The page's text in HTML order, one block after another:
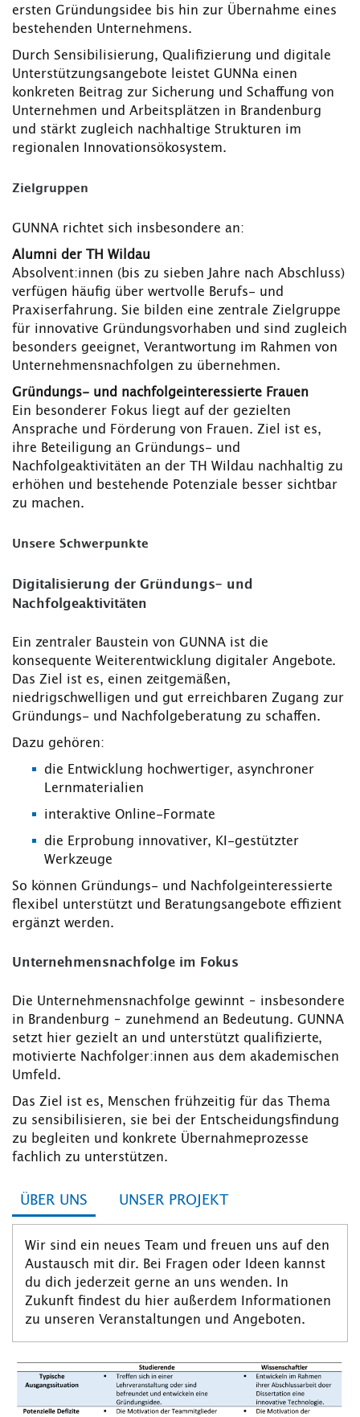
ersten Gründungsidee bis hin zur Übernahme eines
bestehenden Unternehmens.
Durch Sensibilisierung, Qualifizierung und digitale
Unterstützungsangebote leistet GUNNa einen
konkreten Beitrag zur Sicherung und Schaffung von
Unternehmen und Arbeitsplätzen in Brandenburg
und stärkt zugleich nachhaltige Strukturen im
regionalen Innovationsökosystem.
Zielgruppen
GUNNA richtet sich insbesondere an:
Alumni der TH Wildau
Absolvent:innen (bis zu sieben Jahre nach Abschluss)
verfügen häufig über wertvolle Berufs- und
Praxiserfahrung. Sie bilden eine zentrale Zielgruppe
für innovative Gründungsvorhaben und sind zugleich
besonders geeignet, Verantwortung im Rahmen von
Unternehmensnachfolgen zu übernehmen.
Gründungs- und nachfolgeinteressierte Frauen
Ein besonderer Fokus liegt auf der gezielten
Ansprache und Förderung von Frauen. Ziel ist es,
ihre Beteiligung an Gründungs- und
Nachfolgeaktivitäten an der TH Wildau nachhaltig zu
erhöhen und bestehende Potenziale besser sichtbar
zu machen.
Unsere Schwerpunkte
Digitalisierung der Gründungs- und
Nachfolgeaktivitäten
Ein zentraler Baustein von GUNNA ist die
konsequente Weiterentwicklung digitaler Angebote.
Das Ziel ist es, einen zeitgemäßen,
niedrigschwelligen und gut erreichbaren Zugang zur
Gründungs- und Nachfolgeberatung zu schaffen.
Dazu gehören:
die Entwicklung hochwertiger, asynchroner
Lernmaterialien
interaktive Online-Formate
die Erprobung innovativer, KI-gestützter
Werkzeuge
So können Gründungs- und Nachfolgeinteressierte
flexibel unterstützt und Beratungsangebote effizient
ergänzt werden.
Unternehmensnachfolge im Fokus
Die Unternehmensnachfolge gewinnt – insbesondere
in Brandenburg – zunehmend an Bedeutung. GUNNA
setzt hier gezielt an und unterstützt qualifizierte,
motivierte Nachfolger:innen aus dem akademischen
Umfeld.
Das Ziel ist es, Menschen frühzeitig für das Thema
zu sensibilisieren, sie bei der Entscheidungsfindung
zu begleiten und konkrete Übernahmeprozesse
fachlich zu unterstützen.
ÜBER UNS UNSER PROJEKT
Wir sind ein neues Team und freuen uns auf den
Austausch mit dir. Bei Fragen oder Ideen kannst
du dich jederzeit gerne an uns wenden. In
Zukunft findest du hier außerdem Informationen
zu unseren Veranstaltungen und Angeboten.